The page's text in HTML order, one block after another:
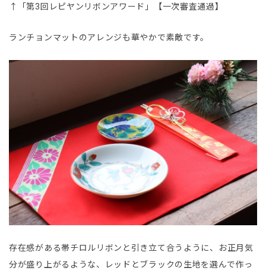
↑「第3回レピヤンリボンアワード」【一次審査通過】
ランチョンマットのアレンジも華やかで素敵です。
存在感がある帯チロルリボンと引き立て合うように、お正月気
分が盛り上がるような、レッドとブラックの生地を選んで作っ